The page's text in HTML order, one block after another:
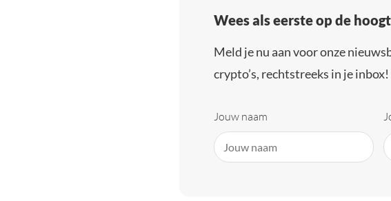
Wees als eerste op de
Meld je nu aan voor onze
crypto’s, rechtstreeks in je inbox!
Jouw naam